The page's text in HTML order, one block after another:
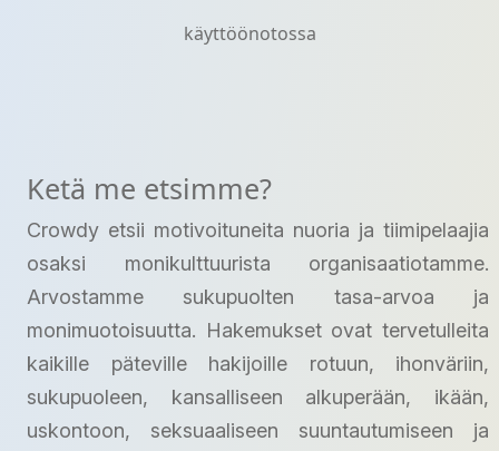
käyttöönotossa
Ketä me etsimme?
Crowdy etsii motivoituneita nuoria ja tiimipelaajia
osaksi monikulttuurista organisaatiotamme.
Arvostamme sukupuolten tasa-arvoa ja
monimuotoisuutta. Hakemukset ovat tervetulleita
kaikille päteville hakijoille rotuun, ihonväriin,
sukupuoleen, kansalliseen alkuperään, ikään,
uskontoon, seksuaaliseen suuntautumiseen ja